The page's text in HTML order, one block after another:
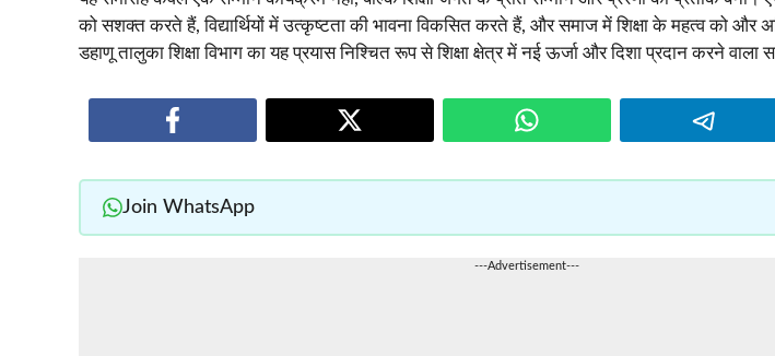
को सशक्त करते हैं, विद्यार्थियों में उत्कृष्टता की भावना विकसित करते हैं, और समाज में शिक्षा के महत्व को और
डहाणू तालुका शिक्षा विभाग का यह प्रयास निश्चित रूप से शिक्षा क्षेत्र में नई ऊर्जा और दिशा प्रदान करने वाला
Join WhatsApp
---Advertisement---